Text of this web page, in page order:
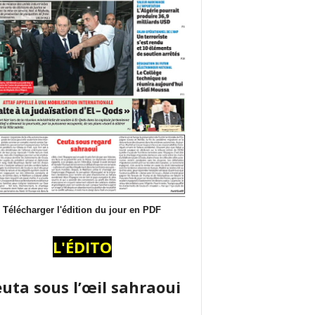
Télécharger l'édition du jour en PDF
L'ÉDITO
sous l’œil sahraoui